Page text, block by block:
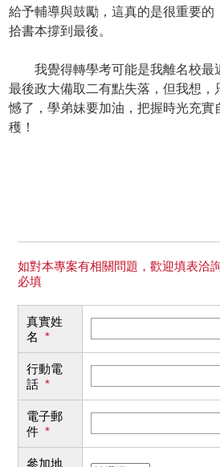
給予輔導與鼓勵，這真的是很重要的
拾書本撐到最後。
我覺得轉學考可能是我離名校最
最後政大備取二有點失落，但我想，
憾了，學弟妹要加油，把握時光充實
穫！
如對本專案有相關問題，歡迎填表
必填
真實姓
名 *
行動電
話 *
電子郵
件 *
參加地